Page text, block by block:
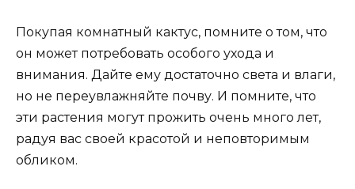
Покупая комнатный кактус, помните о том, что
он может потребовать особого ухода и
внимания. Дайте ему достаточно света и влаги,
но не переувлажняйте почву. И помните, что
эти растения могут прожить очень много лет,
радуя вас своей красотой и неповторимым
обликом.